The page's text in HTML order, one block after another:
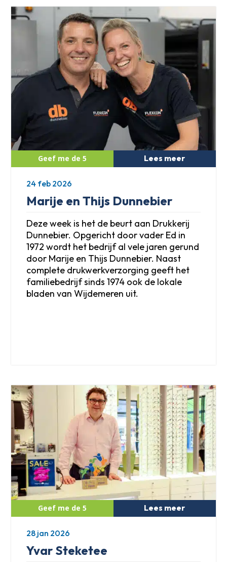
Marije en Thijs Dunnebier
Deze week is het de beurt aan Drukkerij
Dunnebier. Opgericht door vader Ed in
1972 wordt het bedrijf al vele jaren gerund
door Marije en Thijs Dunnebier. Naast
complete drukwerkverzorging geeft het
familiebedrijf sinds 1974 ook de lokale
bladen van Wijdemeren uit.
Lees meer
24 feb 2026
Yvar Steketee
Lees meer
28 jan 2026